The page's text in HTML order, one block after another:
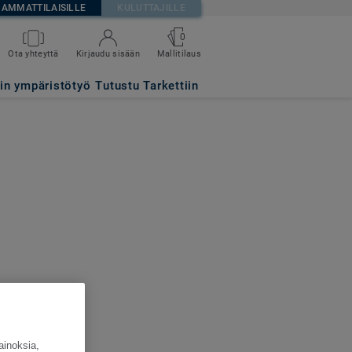
AMMATTILAISILLE KULUTTAJILLE
Ota yhteyttä Kirjaudu sisään
0
Mallitilaus
ympäristötyö Tutustu Tarkettiin